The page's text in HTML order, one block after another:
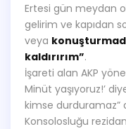
Ertesi gün meydan
gelirim ve kapıdan
veya
kaldırırım”.
İşareti alan AKP
Minüt yaşıyoruz!’
kimse durduramaz”
Konsolosluğu